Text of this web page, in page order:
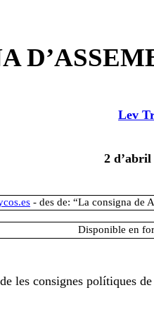
Lev
2 d’abril
- des de: “La consigna de
Disponible en
les consignes polítiques